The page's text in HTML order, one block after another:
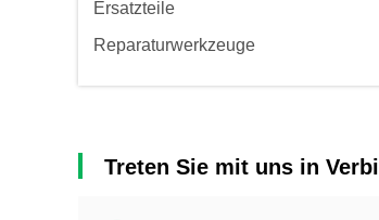
Ersatzteile
Reparaturwerkzeuge
Treten Sie mit uns in Verbindung